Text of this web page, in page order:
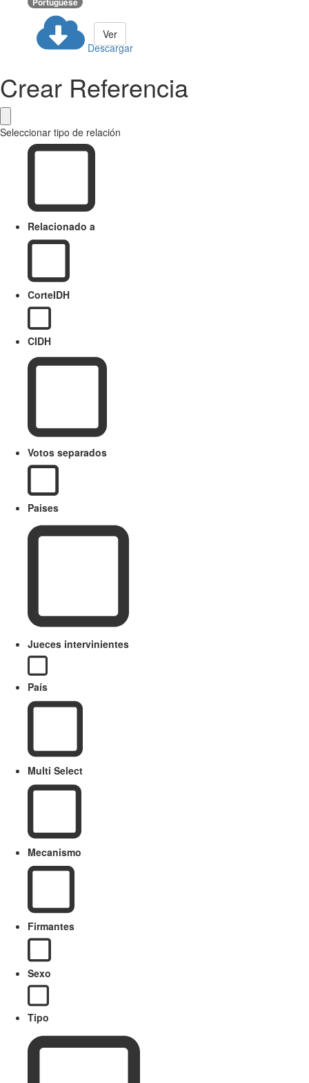
Descargar
Ver
Crear Referencia
Seleccionar tipo de relación
Relacionado a
CorteIDH
CIDH
Votos separados
Paises
Jueces intervinientes
País
Multi Select
Mecanismo
Firmantes
Sexo
Tipo